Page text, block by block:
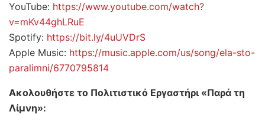
YouTube: https://www.youtube.com/watch?
v=mKv44ghLRuE
Spotify: https://bit.ly/4uUVDrS
Apple Music: https://music.apple.com/us/song/ela-sto-
paralimni/6770795814
Ακολουθήστε το Πολιτιστικό Εργαστήρι «Παρά τη
Λίμνη»: